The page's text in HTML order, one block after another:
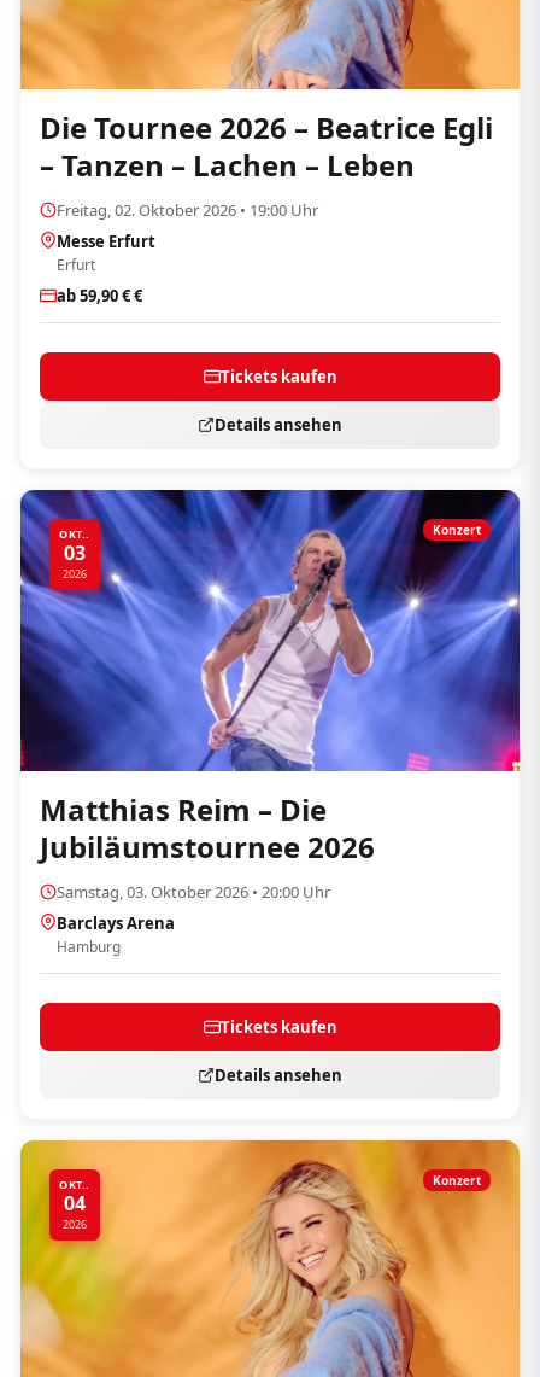
Die Tournee 2026 – Beatrice Egli
– Tanzen – Lachen – Leben
Freitag, 02. Oktober 2026 • 19:00 Uhr
Messe Erfurt
Erfurt
ab 59,90 € €
Tickets kaufen
Details ansehen
OKT..
03
2026
Konzert
Matthias Reim – Die
Jubiläumstournee 2026
Samstag, 03. Oktober 2026 • 20:00 Uhr
Barclays Arena
Hamburg
Tickets kaufen
Details ansehen
OKT..
04
2026
Konzert